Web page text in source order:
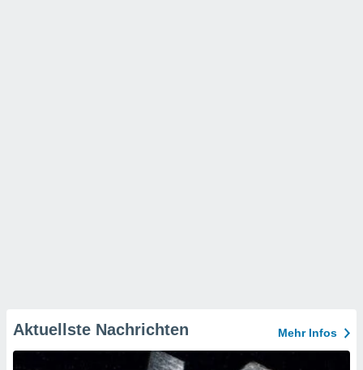
Aktuellste Nachrichten Mehr Infos